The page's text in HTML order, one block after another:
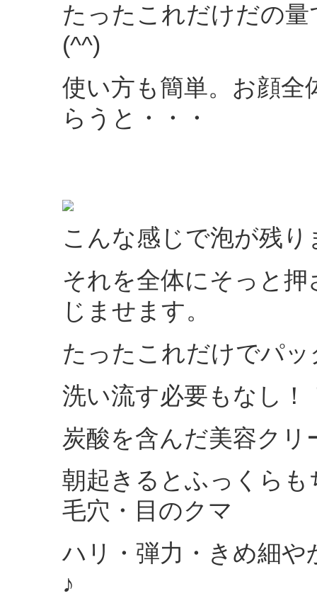
たったこれだけだの
(^^)
使い方も簡単。お顔
らうと・・・
こんな感じで泡が残り
それを全体にそっと
じませます。
たったこれだけでパ
洗い流す必要もなし！
炭酸を含んだ美容クリ
朝起きるとふっくら
毛穴・目のクマ
ハリ・弾力・きめ細
♪